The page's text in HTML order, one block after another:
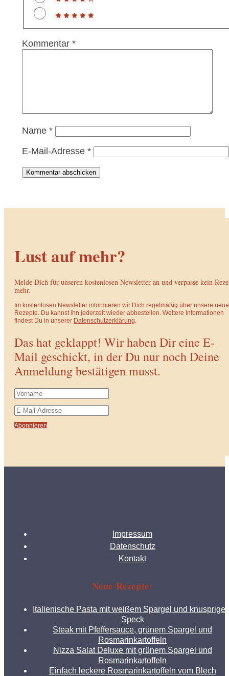
Kommentar *
Name *
E-Mail-Adresse *
Kommentar abschicken
Lust auf mehr?
Melde Dich für unseren kostenlosen Newsletter an und verpasse kein
mehr.
Im kostenlosen Newsletter informieren wir Dich regelmäßig über unsere
Rezepte. Du kannst ihn jederzeit wieder abbestellen. Weitere Informationen
findest Du in unserer Datenschutzerklärung.
Das hat geklappt! Wir haben Dir eine E-
Mail geschickt, in der Du nur noch Deine
Anmeldung bestätigen musst.
Abonnieren
Impressum
Datenschutz
Kontakt
Neue Rezepte:
Italienische Pasta mit weißem Spargel und
Speck
Steak mit Pfeffersauce, grünem Spargel und
Rosmarinkartoffeln
Nizza Salat Deluxe mit grünem Spargel und
Rosmarinkartoffeln
Einfach leckere Rosmarinkartoffeln vom Blech